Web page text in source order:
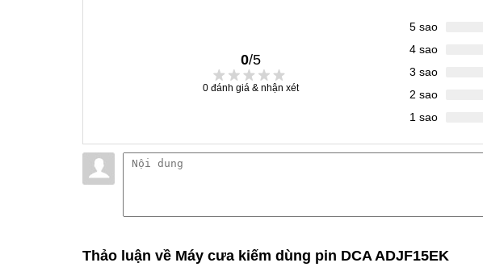
0/5
0đánh giá & nhận xét
5 sao
4 sao
3 sao
2 sao
1 sao
Thảo luận về Máy cưa kiếm dùng pin DCA ADJF15EK